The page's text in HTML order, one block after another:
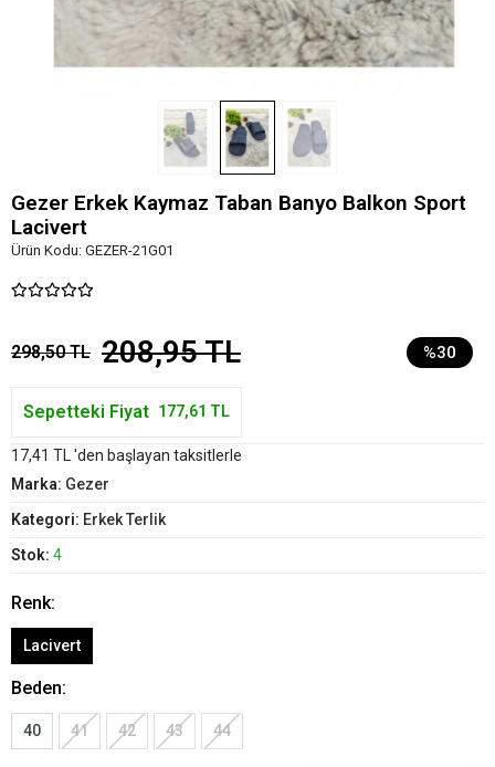
Gezer Erkek Kaymaz Taban Banyo Balkon Sport
Lacivert
Ürün Kodu: GEZER-21G01
298,50 TL 208,95 TL %30
Sepetteki Fiyat 177,61 TL
17,41 TL 'den başlayan taksitlerle
Marka: Gezer
Kategori: Erkek Terlik
Stok: 4
Renk:
Lacivert
Beden:
40 41 42 43 44